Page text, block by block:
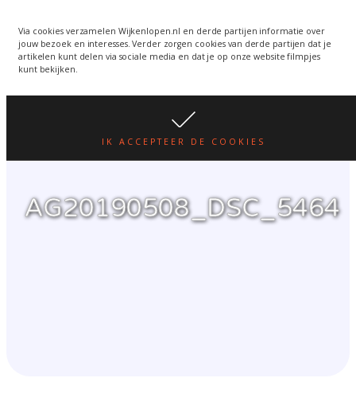
Via cookies verzamelen Wijkenlopen.nl en derde partijen informatie over
jouw bezoek en interesses. Verder zorgen cookies van derde partijen dat je
artikelen kunt delen via sociale media en dat je op onze website filmpjes
kunt bekijken.
IK ACCEPTEER DE COOKIES
wordt een week verplaatst
i.v.m. warmte. lees hier
WIJKENLOPEN.NL
AG20190508_DSC_5464